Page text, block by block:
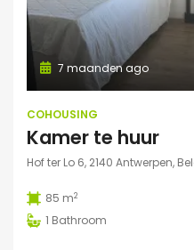
7 maanden ago
COHOUSING
Kamer te huur
Hof ter Lo 6, 2140 Antwerpen,
85 m2
1 Bathroom